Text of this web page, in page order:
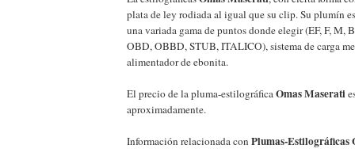
plata de ley rodiada al igual que su clip. Su plumín
una variada gama de puntos donde elegir (EF, F, M,
OBD, OBBD, STUB, ITALICO), sistema de carga
alimentador de ebonita.
El precio de la pluma-estilográficaOmas Maserati
aproximadamente.
Información relacionada con Plumas-Estilográficas